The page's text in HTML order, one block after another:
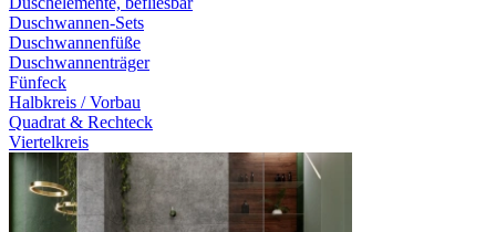
Duschwannen-Sets
Duschwannenfüße
Duschwannenträger
Fünfeck
Halbkreis / Vorbau
Quadrat & Rechteck
Viertelkreis